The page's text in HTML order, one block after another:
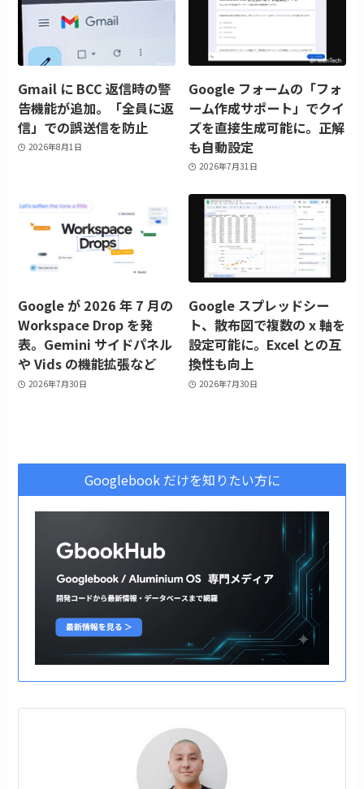
Gmail に BCC 返信時の警
告機能が追加。「全員に返
信」での誤送信を防止
2026年8月1日
Google フォームの「フォ
ーム作成サポート」でクイ
ズを直接生成可能に。正解
も自動設定
2026年7月31日
Google が 2026 年 7 月の
Workspace Drop を発
表。Gemini サイドパネル
や Vids の機能拡張など
2026年7月30日
Google スプレッドシー
ト、散布図で複数の x 軸を
設定可能に。Excel との互
換性も向上
2026年7月30日
Googlebook だけを知りたい方に